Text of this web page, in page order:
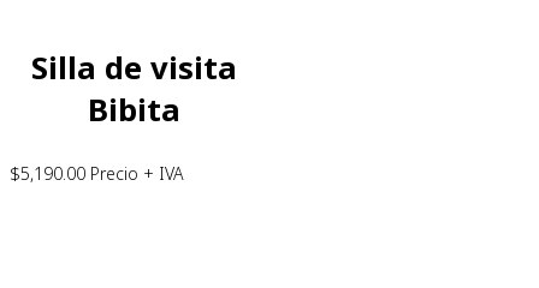
Silla de visita
Bibita
$5,190.00 Precio + IVA